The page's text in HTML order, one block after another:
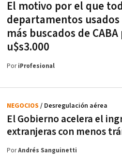
El motivo por el que
departamentos
más buscados de
u$s3.000
PoriProfesional
El Gobierno acelera el
extranjeras con menos
NEGOCIOS / Desregulación aérea
PorAndrés Sanguinetti